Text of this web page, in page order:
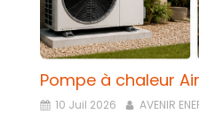
Pompe à chaleur
10 Juil 2026 AVENIR